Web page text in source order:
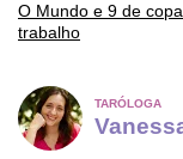
O Mundo e 9 de
trabalho
TARÓLOGA